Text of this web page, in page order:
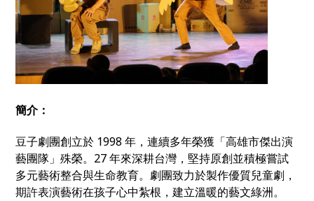
簡介：
豆子劇團創立於 1998 年，連續多年榮獲「高雄市傑出演
藝團隊」殊榮。27 年來深耕台灣，堅持原創並積極嘗試
多元藝術整合與生命教育。劇團致力於製作優質兒童劇，
期許表演藝術在孩子心中紮根，建立溫暖的藝文綠洲。